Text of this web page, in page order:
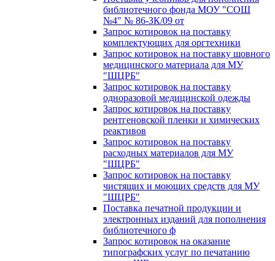
библиотечного фонда МОУ "СОШ
№4" № 86-ЗК/09 от
Запрос котировок на поставку
комплектующих для оргтехники
Запрос котировок на поставку шовного
медицинского материала для МУ
"ШЦРБ"
Запрос котировок на поставку
одноразовой медицинской одежды
Запрос котировок на поставку
рентгеновской пленки и химических
реактивов
Запрос котировок на поставку
расходных материалов для МУ
"ШЦРБ"
Запрос котировок на поставку
чистящих и моющих средств для МУ
"ШЦРБ"
Поставка печатной продукции и
электронных изданий для пополнения
библиотечного ф
Запрос котировок на оказание
типографских услуг по печатанию